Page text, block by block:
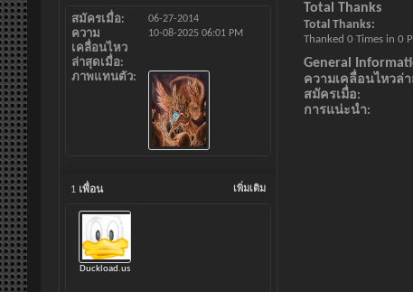
สมัครเมื่อ 06-27-2014
ความ
เคลื่อนไหว
ล่าสุดเมื่อ
10-08-2025 06:01 PM
ภาพแทนตัว
เพิ่มเติม
1 เพื่อน
Duckload.us
Total Thanks
Total Thanks
Thanked 0 Times in 0
General
ความเคลื่อนไหวล่า
สมัครเมื่อ
การแน่ะนำ